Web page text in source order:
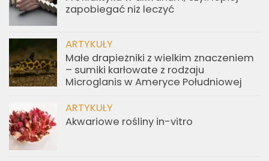
zapobiegać niż leczyć
ARTYKUŁY
Małe drapieżniki z wielkim znaczeniem
– sumiki karłowate z rodzaju
Microglanis w Ameryce Południowej
ARTYKUŁY
Akwariowe rośliny in-vitro